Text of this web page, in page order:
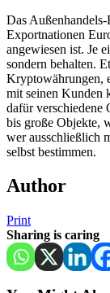
Das
Exportnationen
angewiesen ist. Je
sondern behalten.
Kryptowährungen,
mit seinen Kunden
dafür verschiedene
bis große Objekte,
wer ausschließlich
selbst bestimmen.
Author
Print
Sharing is caring